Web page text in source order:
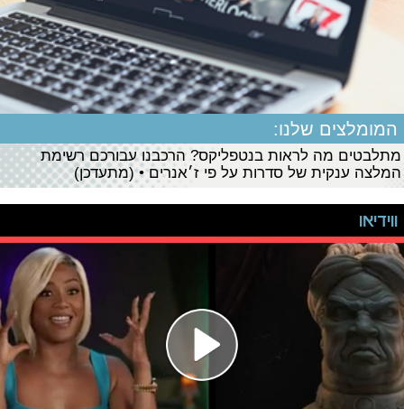
המומלצים שלנו:
מתלבטים מה לראות בנטפליקס? הרכבנו עבורכם רשימת
המלצה ענקית של סדרות על פי ז׳אנרים • (מתעדכן)
ווידיאו